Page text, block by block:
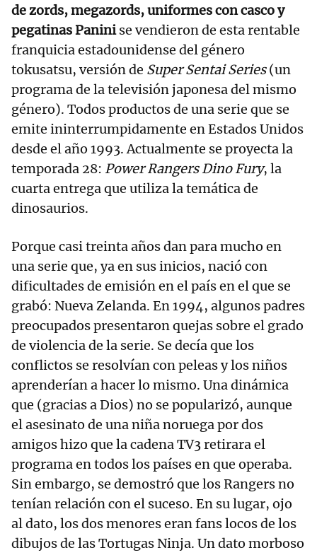
de zords, megazords, uniformes con casco y
pegatinas Paninise vendieron de esta rentable
franquicia estadounidense del género
tokusatsu, versión de Super Sentai Series(un
programa de la televisión japonesa del mismo
género). Todos productos de una serie que se
emite ininterrumpidamente en Estados Unidos
desde el año 1993. Actualmente se proyecta la
temporada 28: Power Rangers Dino Fury, la
cuarta entrega que utiliza la temática de
dinosaurios.
Porque casi treinta años dan para mucho en
una serie que, ya en sus inicios, nació con
dificultades de emisión en el país en el que se
grabó: Nueva Zelanda. En 1994, algunos padres
preocupados presentaron quejas sobre el grado
de violencia de la serie. Se decía que los
conflictos se resolvían con peleas y los niños
aprenderían a hacer lo mismo. Una dinámica
que (gracias a Dios) no se popularizó, aunque
el asesinato de una niña noruega por dos
amigos hizo que la cadena TV3 retirara el
programa en todos los países en que operaba.
Sin embargo, se demostró que los Rangers no
tenían relación con el suceso. En su lugar, ojo
al dato, los dos menores eran fans locos de los
dibujos de las Tortugas Ninja. Un dato morboso